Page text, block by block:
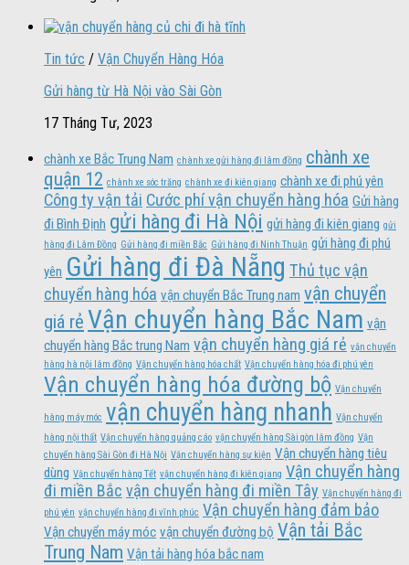
Tin tức / Vận Chuyển Hàng Hóa
Gửi hàng từ Hà Nội vào Sài Gòn
17 Tháng Tư, 2023
chành xe Bắc Trung Nam chành xe gửi hàng đi lâm đồng chành xe
quận 12 chành xe sóc trăng chành xe đi kiên giang chành xe đi phú yên
Công ty vận tải Cước phí vận chuyển hàng hóa Gửi hàng
đi Bình Định gửi hàng đi Hà Nội gửi hàng đi kiên giang gửi
hàng đi Lâm Đồng Gửi hàng đi miền Bắc Gửi hàng đi Ninh Thuận gửi hàng đi phú
yên Gửi hàng đi Đà Nẵng Thủ tục vận
chuyển hàng hóa vận chuyển Bắc Trung nam vận chuyển
giá rẻ Vận chuyển hàng Bắc Nam vận
chuyển hàng Bắc trung Nam vận chuyển hàng giá rẻ vận chuyển
hàng hà nội lâm đồng Vận chuyển hàng hóa chất Vận chuyển hàng hóa đi phú yên
Vận chuyển hàng hóa đường bộ Vận chuyển
hàng máy móc vận chuyển hàng nhanh Vận chuyển
hàng nội thất Vận chuyển hàng quảng cáo vận chuyển hàng Sài gòn lâm đồng Vận
chuyển hàng Sài Gòn đi Hà Nội Vận chuyển hàng sự kiện Vận chuyển hàng tiêu
dùng Vận chuyển hàng Tết vận chuyển hàng đi kiên giang Vận chuyển hàng
đi miền Bắc vận chuyển hàng đi miền Tây Vận chuyển hàng đi
phú yên vận chuyển hàng đi vĩnh phúc Vận chuyển hàng đảm bảo
Vận chuyển máy móc vận chuyển đường bộ Vận tải Bắc
Trung Nam Vận tải hàng hóa bắc nam